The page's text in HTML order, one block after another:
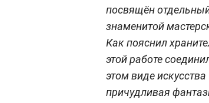
посвящён
знаменитой
Как пояснил
этой работе
этом виде
причудливая